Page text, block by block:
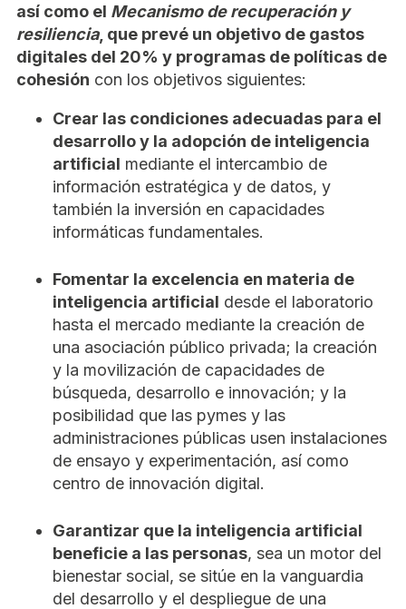
así como el Mecanismo de recuperación y
resiliencia, que prevé un objetivo de gastos
digitales del 20% y programas de políticas de
cohesión con los objetivos siguientes:
Crear las condiciones adecuadas para el
desarrollo y la adopción de inteligencia
artificial mediante el intercambio de
información estratégica y de datos, y
también la inversión en capacidades
informáticas fundamentales.
Fomentar la excelencia en materia de
inteligencia artificial desde el laboratorio
hasta el mercado mediante la creación de
una asociación público privada; la creación
y la movilización de capacidades de
búsqueda, desarrollo e innovación; y la
posibilidad que las pymes y las
administraciones públicas usen instalaciones
de ensayo y experimentación, así como
centro de innovación digital.
Garantizar que la inteligencia artificial
beneficie a las personas, sea un motor del
bienestar social, se sitúe en la vanguardia
del desarrollo y el despliegue de una